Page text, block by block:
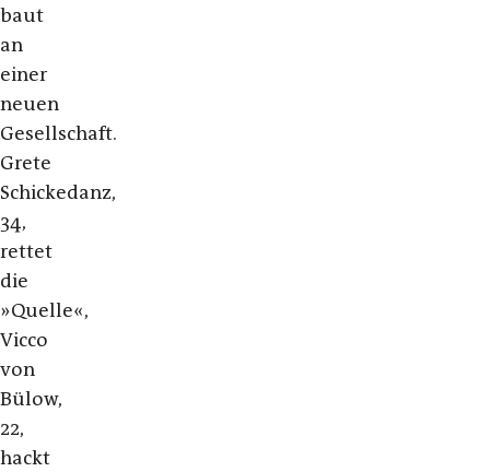
baut
an
einer
neuen
Gesellschaft.
Grete
Schickedanz,
34,
rettet
die
»Quelle«,
Vicco
von
Bülow,
22,
hackt